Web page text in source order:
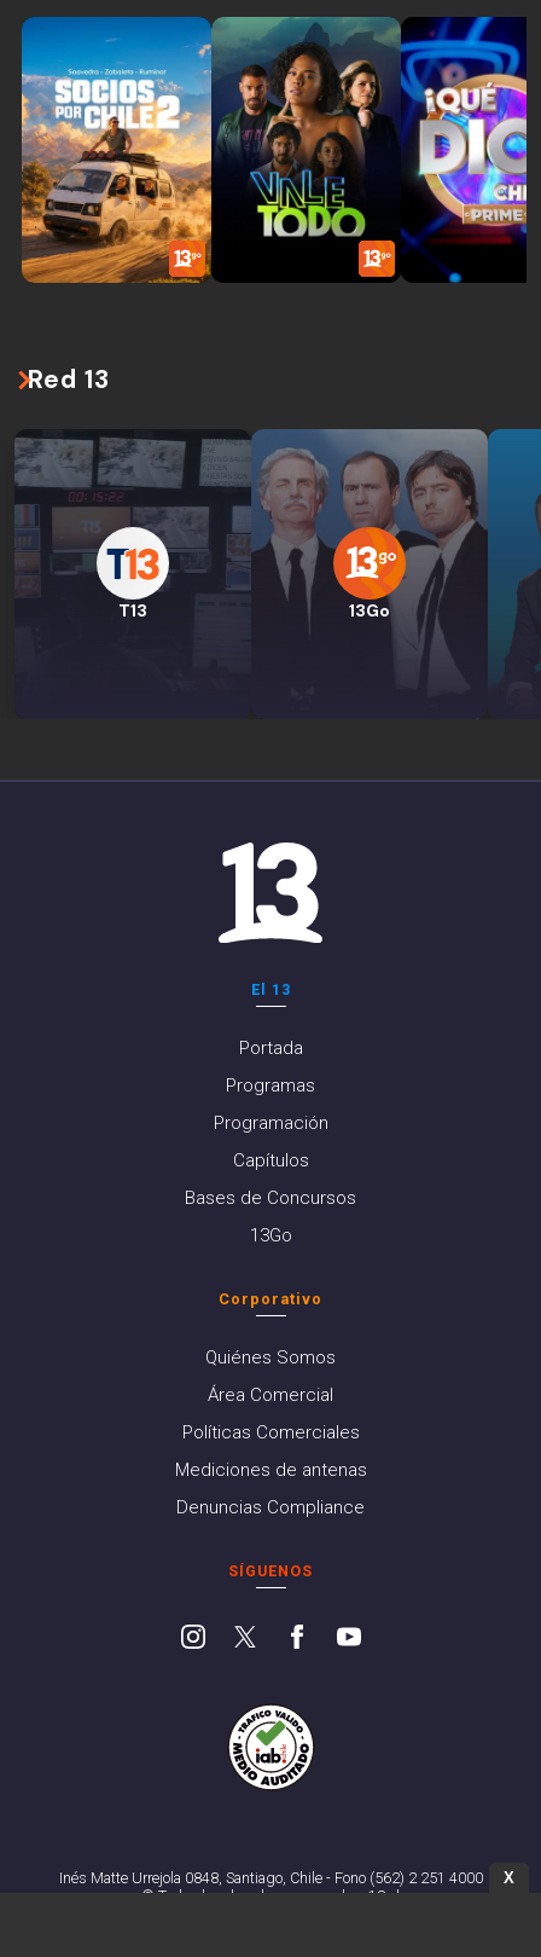
Red 13
T13 13Go
El 13
Portada
Programas
Programación
Capítulos
Bases de Concursos
13Go
Corporativo
Quiénes Somos
Área Comercial
Políticas Comerciales
Mediciones de antenas
Denuncias Compliance
SÍGUENOS
Inés Matte Urrejola 0848, Santiago, Chile - Fono (562) 2 251 4000
© Todos los derechos reservados. 13.cl
X